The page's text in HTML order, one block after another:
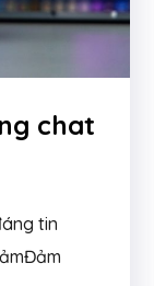
chat
tin